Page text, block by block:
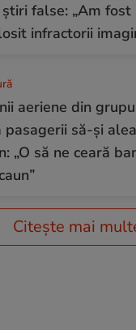
false: „Am fost
infractorii
aeriene din
pasagerii să-și
„O să ne ceară
Citește mai